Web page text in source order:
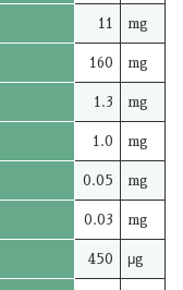
11 mg
160 mg
1.3 mg
1.0 mg
0.05 mg
0.03 mg
450 μg